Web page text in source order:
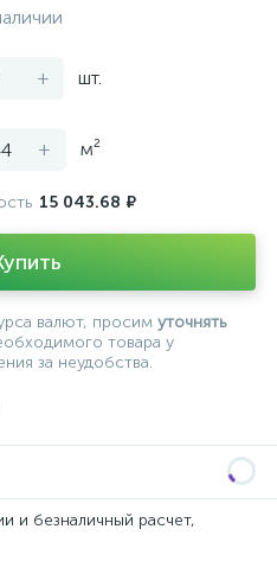
+ шт.
+ м²
15 043.68 ₽
валют, просим уточнять
товара у
за неудобства.
и безналичный расчет,